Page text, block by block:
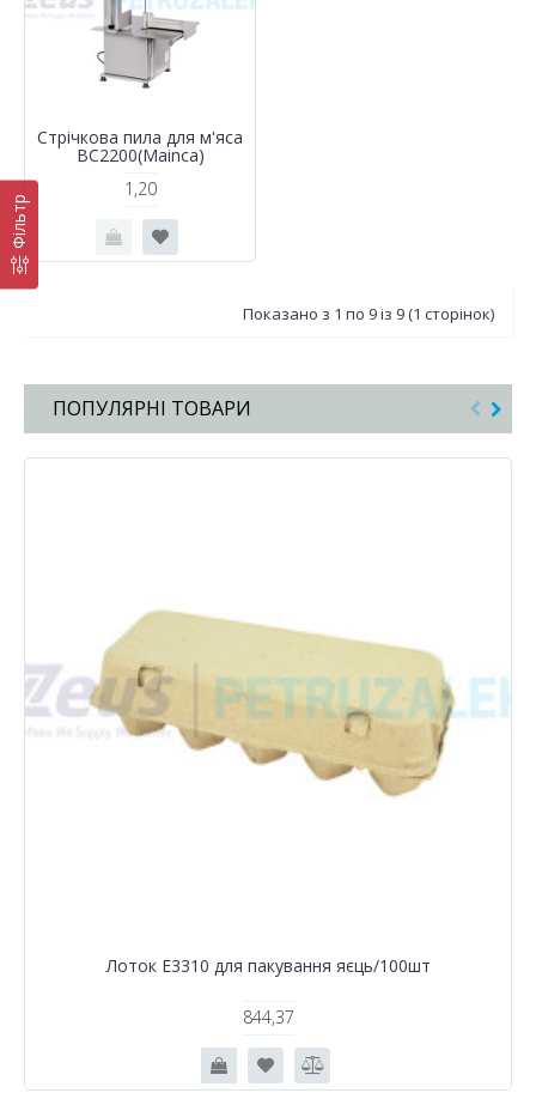
Фільтр
Стрічкова пила для м'яса
BC2200(Mainca)
1,20
Показано з 1 по 9 із 9 (1 сторінок)
ПОПУЛЯРНІ ТОВАРИ
Лоток Е3310 для пакування яєць/100шт
844,37